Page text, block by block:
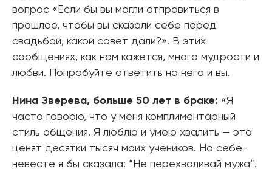
вопрос «Если бы вы могли отправиться в
прошлое, чтобы вы сказали себе перед
свадьбой, какой совет дали?». В этих
сообщениях, как нам кажется, много мудрости и
любви. Попробуйте ответить на него и вы.
Нина Зверева, больше 50 лет в браке: «Я
часто говорю, что у меня комплиментарный
стиль общения. Я люблю и умею хвалить — это
ценят десятки тысяч моих учеников. Но себе-
невесте я бы сказала: “Не перехваливай мужа”.